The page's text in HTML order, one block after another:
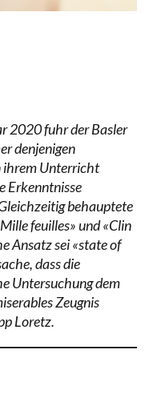
2020 fuhr der Basler
denjenigen
ihrem Unterricht
Erkenntnisse
behauptete
feuilles» und «Clin
Ansatz sei «state of
dass die
Untersuchung dem
Zeugnis
Loretz.